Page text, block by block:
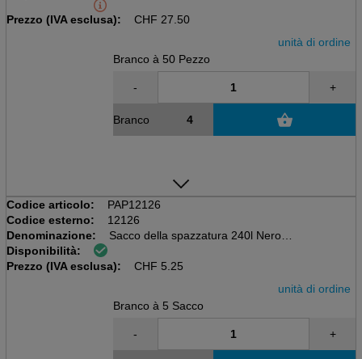
Prezzo (IVA esclusa): CHF 27.50
unità di ordine
Branco à 50 Pezzo
- +
Branco
Codice articolo:
PAP12126
Codice esterno:
12126
Denominazione:
Sacco della spazzatura 240l Nero
1000 x 1250mm, LDPE 60my
Disponibilità:
Prezzo (IVA esclusa):
CHF 5.25
unità di ordine
Branco à 5 Sacco
- +